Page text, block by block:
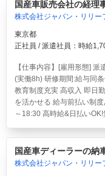
国産車販売会社の経理
株式会社ジャパン・リリー
東京都
正社員 / 派遣社員：時給
【仕事内容】[雇用形態]
(実働8h) 研修期間:給与同
教育制度充実 高収入 即日
を活かせる 給与前払い制
～18:30 高時給&日払い
国産車ディーラーの納
株式会社ジャパン・リリー